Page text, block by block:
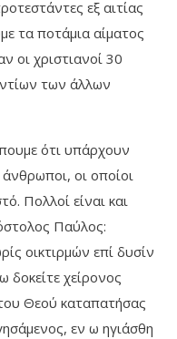
εξ αιτίας
τα ποτάμια αίματος
οι χριστιανοί 30
των άλλων
ότι υπάρχουν
οι οποίοι
Πολλοί είναι και
Παύλος:
οικτιρμών επί δυσίν
δοκείτε χείρονος
Θεού καταπατήσας
εν ω ηγιάσθη